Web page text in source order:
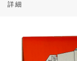
詳細